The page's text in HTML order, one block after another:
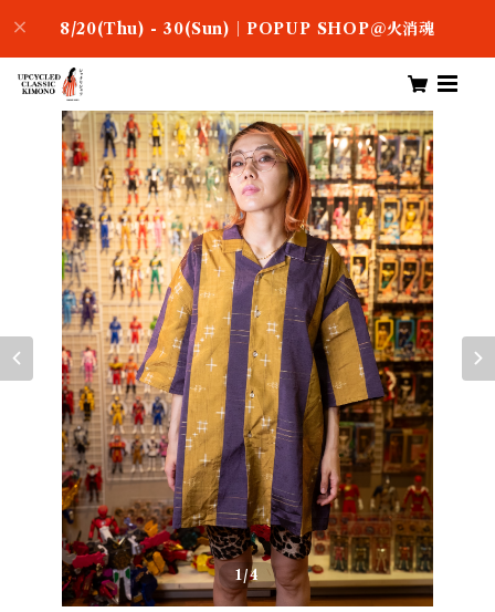
8/20(Thu) - 30(Sun)｜POPUP SHOP＠火消魂
1/4